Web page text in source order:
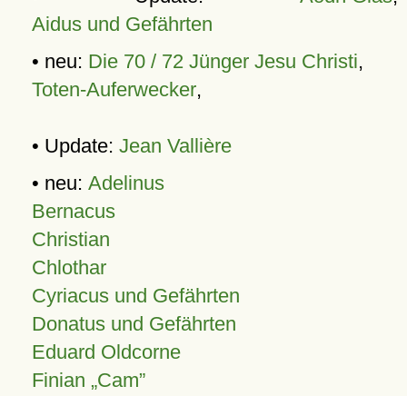
Aidus und Gefährten
• neu: Die 70 / 72 Jünger Jesu Christi,
Toten-Auferwecker,
• Update: Jean Vallière
• neu: Adelinus
Bernacus
Christian
Chlothar
Cyriacus und Gefährten
Donatus und Gefährten
Eduard Oldcorne
Finian Cam